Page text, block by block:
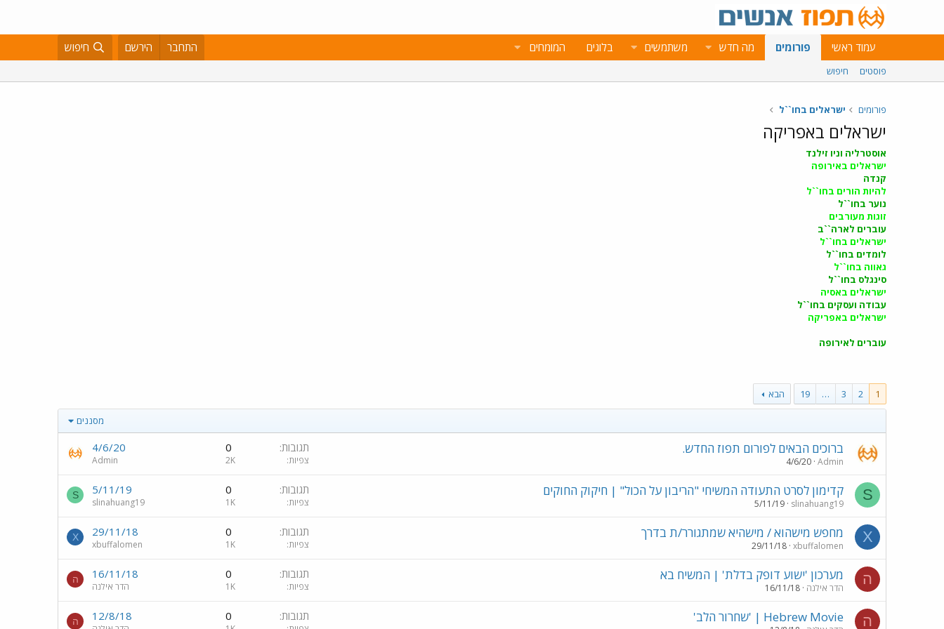
עמוד ראשי פורומים מה חדש משתמשים בלוגים המומחים התחבר הירשם חיפוש
פוסטים חיפוש
פורומים ישראלים בחו``ל
ישראלים באפריקה
אוסטרליה וניו זילנד
ישראלים באירופה
קנדה
להיות הורים בחו``ל
נוער בחו``ל
זוגות מעורבים
עוברים לארה``ב
ישראלים בחו``ל
לומדים בחו``ל
גאווה בחו``ל
סינגלס בחו``ל
ישראלים באסיה
עבודה ועסקים בחו``ל
ישראלים באפריקה
עוברים לאירופה
1
2
3
…
19 הבא
מסננים
ברוכים הבאים לפורום תפוז החדש.
Admin
4/6/20
תגובות 0
צפיות 2K
4/6/20
Admin
S קדימון לסרט התעודה המשיחי "הריבון על הכול" | חיקוק החוקים
slinahuang19
5/11/19
תגובות 0
צפיות 1K
5/11/19
slinahuang19
S
X מחפש מישהוא / מישהיא שמתגורר/ת בדרך
xbuffalomen
29/11/18
תגובות 0
צפיות 1K
29/11/18
xbuffalomen
X
ה מערכון 'ישוע דופק בדלת' | המשיח בא
הדר אילנה 16/11/18
תגובות 0
צפיות 1K
16/11/18
הדר אילנה
ה
ה Hebrew Movie | 'שחרור הלב' תגובות 0
12/8/18 ה